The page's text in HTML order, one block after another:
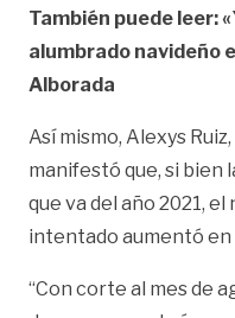
También puede leer:
alumbrado navideño
Alborada
Así mismo, Alexys
manifestó que, si bien
que va del año 2021,
intentado aumentó
“Con corte al mes de